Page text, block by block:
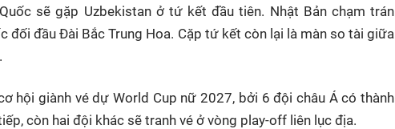
sẽ gặp Uzbekistan ở tứ kết đầu tiên. Nhật Bản chạm trán
đối đầu Đài Bắc Trung Hoa. Cặp tứ kết còn lại là màn so tài giữa
hội giành vé dự World Cup nữ 2027, bởi 6 đội châu Á có thành
còn hai đội khác sẽ tranh vé ở vòng play-off liên lục địa.